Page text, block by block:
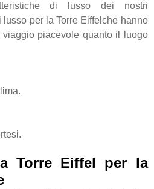
di lusso dei nostri
per la Torre Eiffelche hanno
piacevole quanto il luogo
Torre Eiffel per la